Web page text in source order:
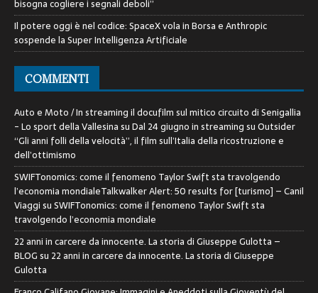
bisogna cogliere i segnali deboli”
Il potere oggi è nel codice: SpaceX vola in Borsa e Anthropic
sospende la Super Intelligenza Artificiale
COMMENTI
Auto e Moto / In streaming il docufilm sul mitico circuito di Senigallia
- Lo sport della VallesinasuDal 24 giugno in streaming su Outsider
“Gli anni folli della velocità”, il film sull’Italia della ricostruzione e
dell’ottimismo
SWIFTonomics: come il fenomeno Taylor Swift sta travolgendo
l’economia mondialeTalkwalker Alert: 50 results for [turismo] – Canil
ViaggisuSWIFTonomics: come il fenomeno Taylor Swift sta
travolgendo l’economia mondiale
22 anni in carcere da innocente. La storia di Giuseppe Gulotta –
BLOGsu 22 anni in carcere da innocente. La storia di Giuseppe
Gulotta